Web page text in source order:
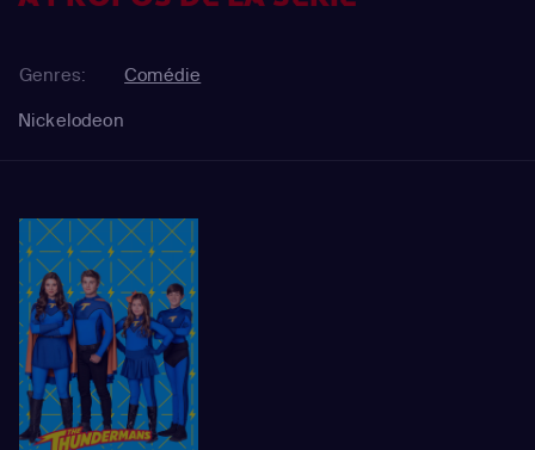
Genres:
Comédie
Nickelodeon